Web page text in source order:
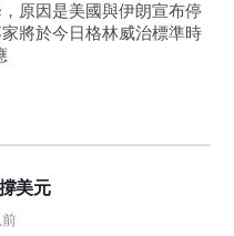
原因是美國與伊朗宣布停
將於今日格林威治標準時
美元